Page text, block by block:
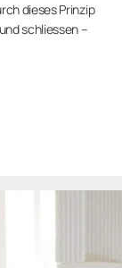
dieses Prinzip
schliessen –